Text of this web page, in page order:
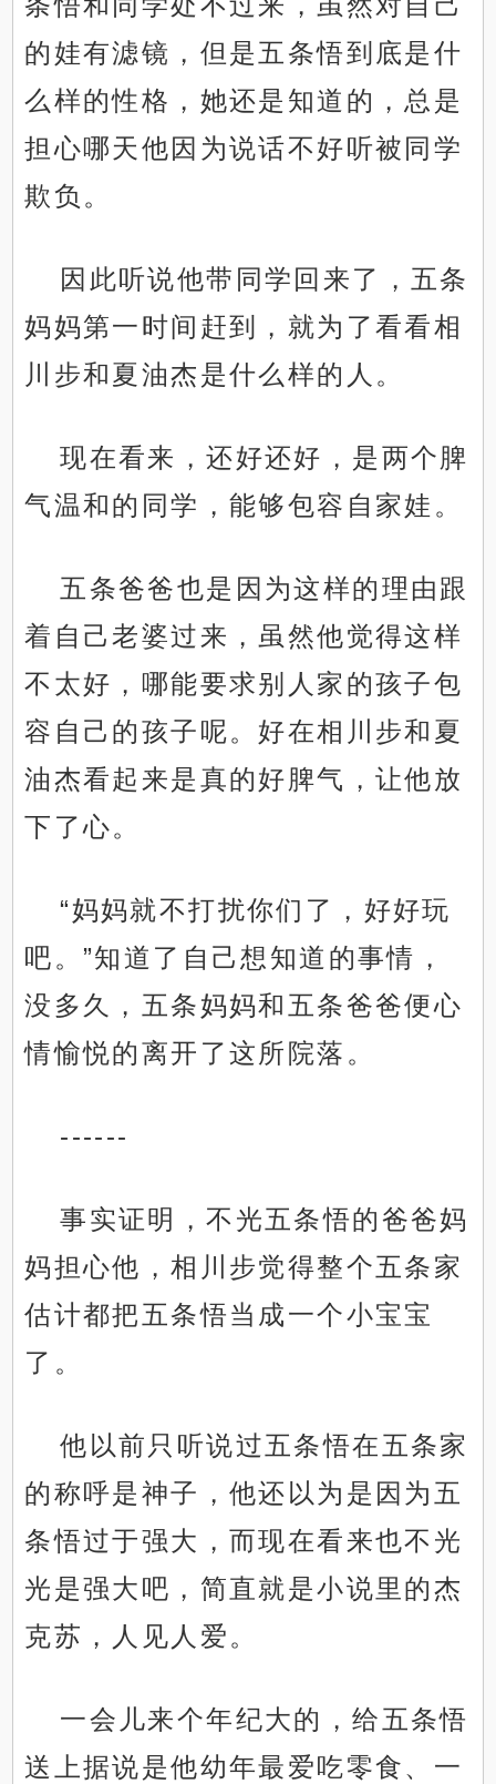
的娃有滤镜，但是五条悟到底是什
么样的性格，她还是知道的，总是
担心哪天他因为说话不好听被同学
欺负。
因此听说他带同学回来了，五条
妈妈第一时间赶到，就为了看看相
川步和夏油杰是什么样的人。
现在看来，还好还好，是两个脾
气温和的同学，能够包容自家娃。
五条爸爸也是因为这样的理由跟
着自己老婆过来，虽然他觉得这样
不太好，哪能要求别人家的孩子包
容自己的孩子呢。好在相川步和夏
油杰看起来是真的好脾气，让他放
下了心。
“妈妈就不打扰你们了，好好玩
吧。”知道了自己想知道的事情，
没多久，五条妈妈和五条爸爸便心
情愉悦的离开了这所院落。
------
事实证明，不光五条悟的爸爸妈
妈担心他，相川步觉得整个五条家
估计都把五条悟当成一个小宝宝
了。
他以前只听说过五条悟在五条家
的称呼是神子，他还以为是因为五
条悟过于强大，而现在看来也不光
光是强大吧，简直就是小说里的杰
克苏，人见人爱。
一会儿来个年纪大的，给五条悟
送上据说是他幼年最爱吃零食、一